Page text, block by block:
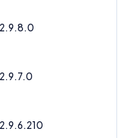
2.9.8.0